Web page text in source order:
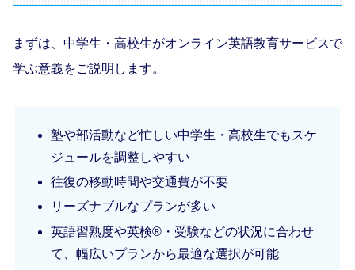
まずは、中学生・高校生がオンライン英語教育サービスで
学ぶ意義をご説明します。
塾や部活動など忙しい中学生・高校生でもスケ
ジュールを調整しやすい
往復の移動時間や交通費が不要
リーズナブルなプランが多い
英語習熟度や英検®︎・受験などの状況に合わせ
て、幅広いプランから最適な選択が可能